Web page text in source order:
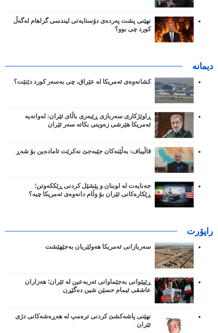
نهێنی پشت پەردەی دۆستایەتی لیندسی گراهام لەگەڵ
کورد چی بوو؟
دیمانە
کشانەوەی ئەمریکا لە عێراق، چی بەسەر کورد دێنێت؟
ڕاوێژکاری سەربازی ڕێبەری باڵای ئێران: لەوانەیە
ئەمریکا هێرشی زەوینی بکاتە سەر ئێران
قاڵیباف: بەڵێنەکان جێبەجێ نەکرێت ئامادەین بۆ شەڕ
جەنایەت لە لوبنان و پێشێل کردنی ڕێککەوتن؛
ڕێکارەکانی ئێران بۆ وڵام دانەوەی ئەمریکا چیە؟
راپۆرت
سەربازانی ئەمریکا هەولێریان بەجێهێشت
ڕێپێوانی بەجێماوانی ئەربەعین لە ئێران؛ هەزاران
عاشقی ئیمام حسێن شین دەگێڕن
نهێنی پاشەکشێ کردنی ترەمپ لە هەڕەشەکانی دژی
ئێران